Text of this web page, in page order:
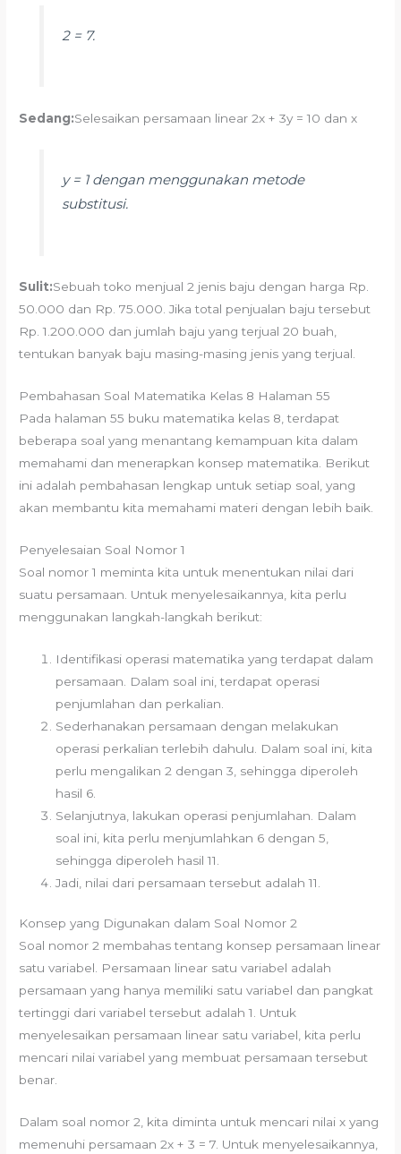
2 = 7.
Sedang:Selesaikan persamaan linear 2x + 3y = 10 dan x
y = 1 dengan menggunakan metode
substitusi.
Sulit:Sebuah toko menjual 2 jenis baju dengan harga Rp.
50.000 dan Rp. 75.000. Jika total penjualan baju tersebut
Rp. 1.200.000 dan jumlah baju yang terjual 20 buah,
tentukan banyak baju masing-masing jenis yang terjual.
Pembahasan Soal Matematika Kelas 8 Halaman 55
Pada halaman 55 buku matematika kelas 8, terdapat
beberapa soal yang menantang kemampuan kita dalam
memahami dan menerapkan konsep matematika. Berikut
ini adalah pembahasan lengkap untuk setiap soal, yang
akan membantu kita memahami materi dengan lebih baik.
Penyelesaian Soal Nomor 1
Soal nomor 1 meminta kita untuk menentukan nilai dari
suatu persamaan. Untuk menyelesaikannya, kita perlu
menggunakan langkah-langkah berikut:
Identifikasi operasi matematika yang terdapat dalam
persamaan. Dalam soal ini, terdapat operasi
penjumlahan dan perkalian.
Sederhanakan persamaan dengan melakukan
operasi perkalian terlebih dahulu. Dalam soal ini, kita
perlu mengalikan 2 dengan 3, sehingga diperoleh
hasil 6.
Selanjutnya, lakukan operasi penjumlahan. Dalam
soal ini, kita perlu menjumlahkan 6 dengan 5,
sehingga diperoleh hasil 11.
Jadi, nilai dari persamaan tersebut adalah 11.
Konsep yang Digunakan dalam Soal Nomor 2
Soal nomor 2 membahas tentang konsep persamaan linear
satu variabel. Persamaan linear satu variabel adalah
persamaan yang hanya memiliki satu variabel dan pangkat
tertinggi dari variabel tersebut adalah 1. Untuk
menyelesaikan persamaan linear satu variabel, kita perlu
mencari nilai variabel yang membuat persamaan tersebut
benar.
Dalam soal nomor 2, kita diminta untuk mencari nilai x yang
memenuhi persamaan 2x + 3 = 7. Untuk menyelesaikannya,